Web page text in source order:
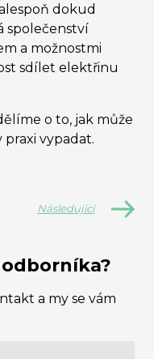
dokud
společenství
a možnostmi
sdílet elektřinu
o to, jak může
vypadat.
Následující
a my se vám